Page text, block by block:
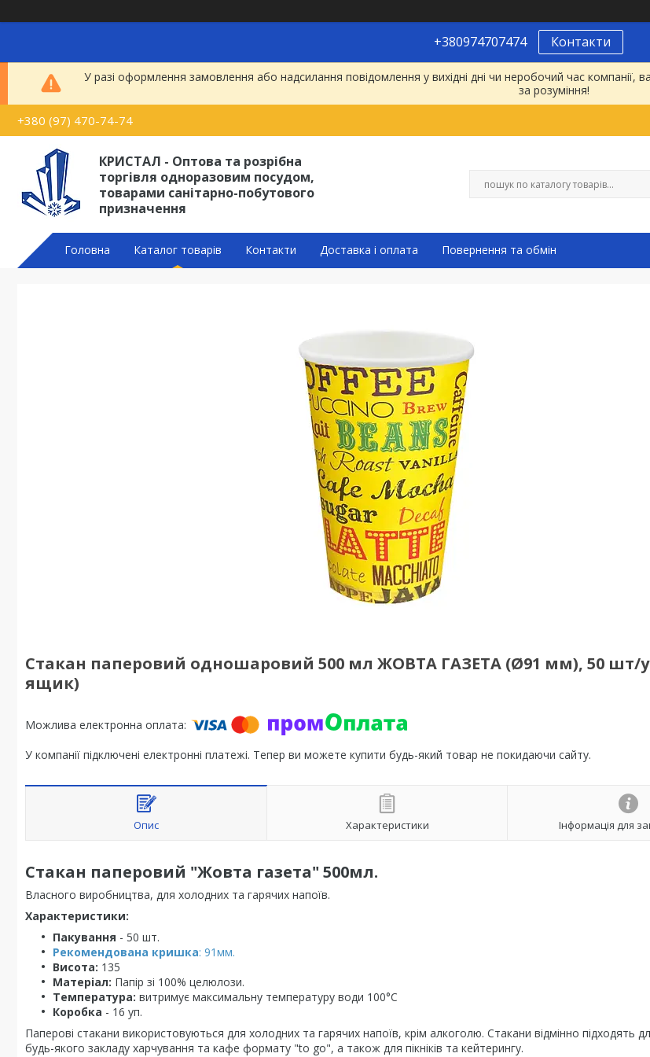
+380974707474 Контакти
У разі оформлення замовлення або надсилання повідомлення у вихідні дні чи неробочий час
за розуміння!
+380 (97) 470-74-74
КРИСТАЛ - Оптова та розрібна
торгівля одноразовим посудом,
товарами санітарно-побутового
призначення
Головна Каталог товарів Контакти Доставка і оплата Повернення та обмін
Стакан паперовий одношаровий 500 мл ЖОВТА ГАЗЕТА (Ø91 мм), 50 шт/
ящик)
У компанії підключені електронні платежі. Тепер ви можете купити будь-який товар не покидаючи сайту.
Опис Характеристики Інформація для
Стакан паперовий "Жовта газета" 500мл.
Власного виробництва, для холодних та гарячих напоїв.
Характеристики:
Пакування - 50 шт.
Рекомендована кришка: 91мм.
Висота: 135
Матеріал: Папір зі 100% целюлози.
Температура: витримує максимальну температуру води 100°C
Коробка - 16 уп.
Паперові стакани використовуються для холодних та гарячих напоїв, крім алкоголю. Стакани відмінно підходять
будь-якого закладу харчування та кафе формату "to go", а також для пікніків та кейтерингу.